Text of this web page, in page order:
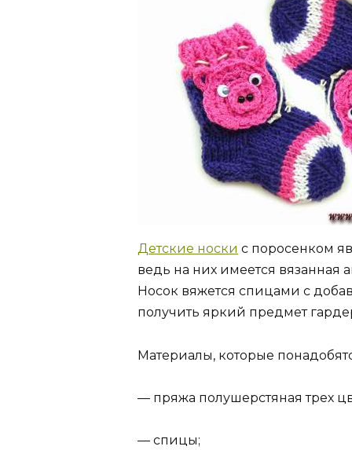
Детские носки с поросенком
ведь на них имеется вязанная
Носок вяжется спицами с
получить яркий предмет
Материалы, которые
— пряжа полушерстяная трех
— спицы;